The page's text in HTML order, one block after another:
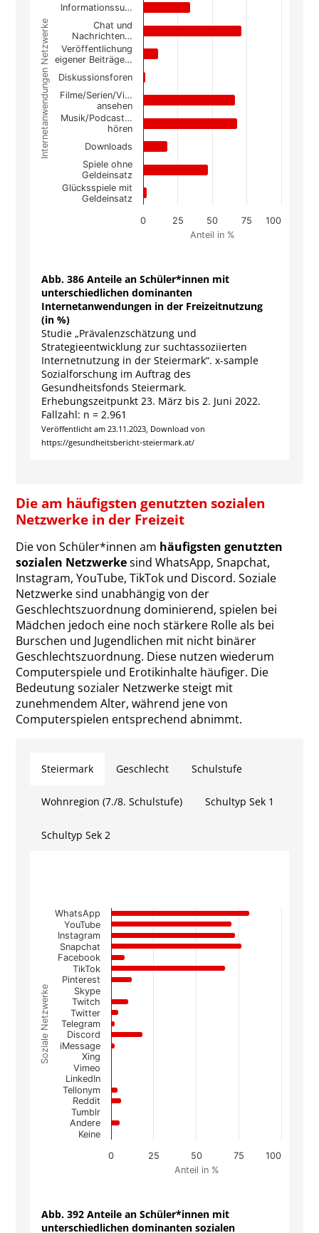
Bar chart with 10 bars.
The chart has 1 X axis displaying
The chart has 1 Y axis displaying Anteil in %.
Anteil in %
Internetanwendungen Netzwerke
0 100
25 50 75
Informationssu…
Chat und
Nachrichten…
Veröffentlichung
eigener Beiträge…
Diskussionsforen
Filme/Serien/Vi…
ansehen
Musik/Podcast…
hören
Downloads
Spiele ohne
Geldeinsatz
Glücksspiele mit
Geldeinsatz
Abb. 386 Anteile an Schüler*innen mit
unterschiedlichen dominanten
Internetanwendungen in der Freizeitnutzung
(in %)
Studie „Prävalenzschätzung und
Strategieentwicklung zur suchtassoziierten
Internetnutzung in der Steiermark“. x-sample
Sozialforschung im Auftrag des
Gesundheitsfonds Steiermark.
Erhebungszeitpunkt 23. März bis 2. Juni 2022.
Fallzahl: n = 2.961
Veröffentlicht am 23.11.2023, Download von
https://gesundheitsbericht-steiermark.at/
Die am häufigsten genutzten sozialen
Netzwerke in der Freizeit
Die von Schüler*innen am häufigsten genutzten
sozialen Netzwerkesind WhatsApp, Snapchat,
Instagram, YouTube, TikTok und Discord. Soziale
Netzwerke sind unabhängig von der
Geschlechtszuordnung dominierend, spielen bei
Mädchen jedoch eine noch stärkere Rolle als bei
Burschen und Jugendlichen mit nicht binärer
Geschlechtszuordnung. Diese nutzen wiederum
Computerspiele und Erotikinhalte häufiger. Die
Bedeutung sozialer Netzwerke steigt mit
zunehmendem Alter, während jene von
Computerspielen entsprechend abnimmt.
Steiermark Geschlecht Schulstufe
Wohnregion (7./8. Schulstufe) Schultyp Sek 1
Schultyp Sek 2
Chart
Bar chart with 21 bars.
The chart has 1 X axis displaying Soziale
The chart has 1 Y axis displaying Anteil in %.
Anteil in %
Soziale Netzwerke
0 100
25 50 75
WhatsApp
YouTube
Instagram
Snapchat
Facebook
TikTok
Pinterest
Skype
Twitch
Twitter
Telegram
Discord
iMessage
Xing
Vimeo
LinkedIn
Tellonym
Reddit
Tumblr
Andere
Keine
Abb. 392 Anteile an Schüler*innen mit
unterschiedlichen dominanten sozialen